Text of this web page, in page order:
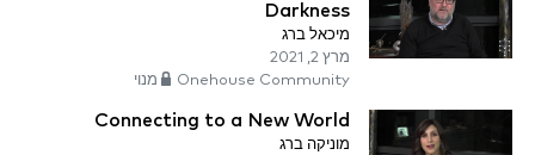
Darkness
מיכאל ברג
מרץ 2, 2021
Onehouse Community מנוי
Connecting to a New World
מוניקה ברג